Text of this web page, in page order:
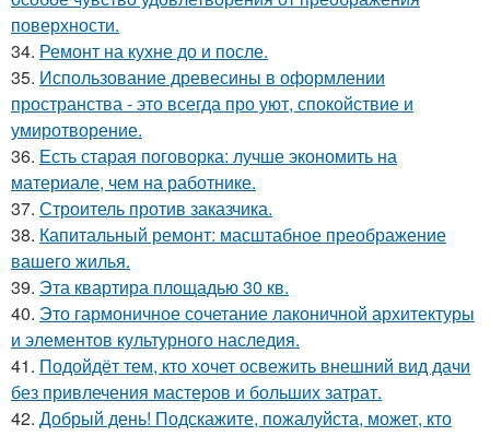
поверхности.
34. Ремонт на кухне до и после.
35. Использование древесины в оформлении
пространства - это всегда про уют, спокойствие и
умиротворение.
36. Есть старая поговорка: лучше экономить на
материале, чем на работнике.
37. Строитель против заказчика.
38. Капитальный ремонт: масштабное преображение
вашего жилья.
39. Эта квартира площадью 30 кв.
40. Это гармоничное сочетание лаконичной архитектуры
и элементов культурного наследия.
41. Подойдёт тем, кто хочет освежить внешний вид дачи
без привлечения мастеров и больших затрат.
42. Добрый день! Подскажите, пожалуйста, может, кто